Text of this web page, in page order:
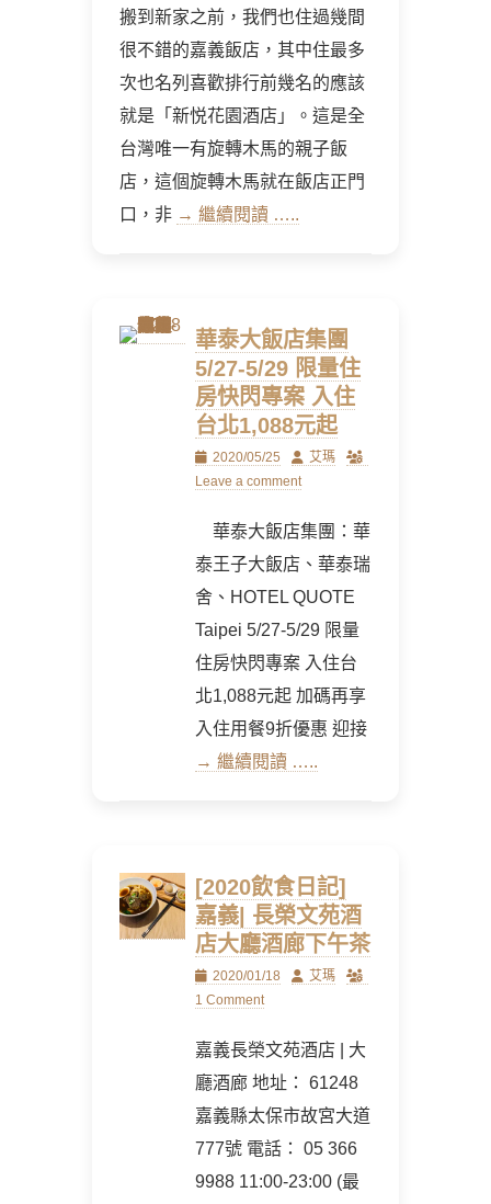
搬到新家之前，我們也住過幾間
很不錯的嘉義飯店，其中住最多
次也名列喜歡排行前幾名的應該
就是「新悦花園酒店」。這是全
台灣唯一有旋轉木馬的親子飯
店，這個旋轉木馬就在飯店正門
口，非 → 繼續閱讀 …..
華泰大飯店集團
5/27-5/29 限量住
房快閃專案 入住
台北1,088元起
Posted
on
2020/05/25 Author
艾瑪
Leave a comment
華泰大飯店集團：華
泰王子大飯店、華泰瑞
舍、HOTEL QUOTE
Taipei 5/27-5/29 限量
住房快閃專案 入住台
北1,088元起 加碼再享
入住用餐9折優惠 迎接
→ 繼續閱讀 …..
[2020飲食日記]
嘉義| 長榮文苑酒
店大廳酒廊下午茶
Posted
on
2020/01/18 Author
艾瑪
1 Comment
嘉義長榮文苑酒店 | 大
廳酒廊 地址： 61248
嘉義縣太保市故宮大道
777號 電話： 05 366
9988 11:00-23:00 (最